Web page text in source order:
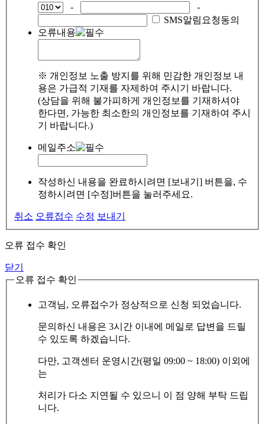
-
-
SMS알림요청동의
오류내용
※ 개인정보 노출 방지를 위해 민감한 개인정보 내
용은 가급적 기재를 자제하여 주시기 바랍니다.
(상담을 위해 불가피하게 개인정보를 기재하셔야
한다면, 가능한 최소한의 개인정보를 기재하여 주시
기 바랍니다.)
메일주소
작성하신 내용을 완료하시려면 [보내기] 버튼을, 수
정하시려면 [수정]버튼을 눌러주세요.
취소 오류접수 수정 보내기
오류 접수 확인
닫기
오류 접수 확인
고객님, 오류접수가 정상적으로 신청 되었습니다.
문의하신 내용은 3시간 이내에 메일로 답변을 드릴
수 있도록 하겠습니다.
다만, 고객센터 운영시간(평일 09:00 ~ 18:00) 이외에
는
처리가 다소 지연될 수 있으니 이 점 양해 부탁 드립
니다.